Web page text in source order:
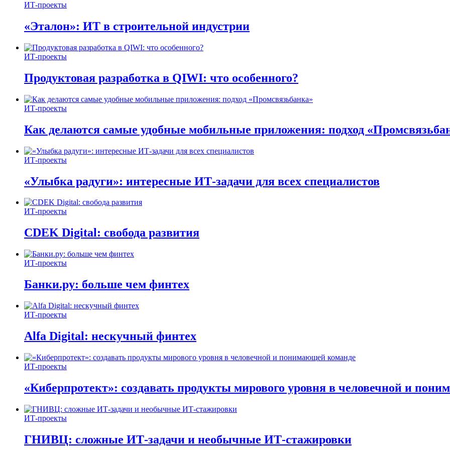
ИТ-проекты
«Эталон»: ИТ в строительной индустрии
ИТ-проекты
Продуктовая разработка в QIWI: что особенного?
ИТ-проекты
Как делаются самые удобные мобильные приложения: подход
ИТ-проекты
«Улыбка радуги»: интересные ИТ-задачи для всех специалистов
ИТ-проекты
CDEK Digital: свобода развития
ИТ-проекты
Банки.ру: больше чем финтех
ИТ-проекты
Alfa Digital: нескучный финтех
ИТ-проекты
«Киберпротект»: создавать продукты мирового уровня в человечной и
ИТ-проекты
ГНИВЦ: сложные ИТ‑задачи и необычные ИТ‑стажировки